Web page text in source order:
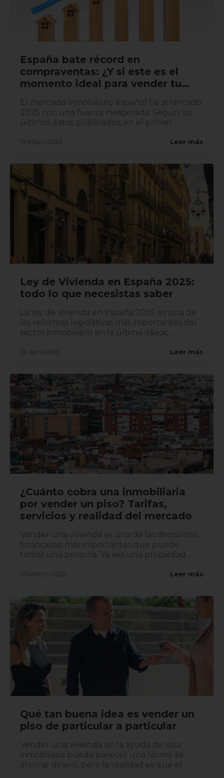
España bate récord en
compraventas: ¿Y si este es el
momento ideal para vender tu
El mercado inmobiliario español ha arrancado
2025 con una fuerza inesperada. Según los
últimos datos publicados, en el primer
19 Mayo 2025 Leer más
Ley de Vivienda en España 2025:
todo lo que necesistas saber
La ley de vivienda en España 2025 es una de
las reformas legislativas más importantes del
sector inmobiliario en la última d&eac...
22 Abril 2025 Leer más
¿Cuánto cobra una inmobiliaria
por vender un piso? Tarifas,
servicios y realidad del mercado
Vender una vivienda es una de las decisiones
financieras más importantes que puede
tomar una persona. Ya sea una propiedad
25 Marzo 2025 Leer más
Qué tan buena idea es vender un
piso de particular a particular
Vender una vivienda sin la ayuda de una
inmobiliaria puede parecer una forma de
ahorrar dinero, pero la realidad es que el